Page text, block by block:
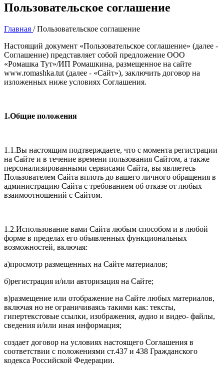
Пользовательское соглашение
Главная /Пользовательское соглашение
Настоящий документ «Пользовательское соглашение» (далее -
Соглашение) представляет собой предложение ООО
«Ромашка Тут»/ИП Ромашкина, размещенное на сайте
www.romashka.tut (далее - «Сайт»), заключить договор на
изложенных ниже условиях Соглашения.
1.Общие положения
1.1.Вы настоящим подтверждаете, что с момента регистрации
на Сайте и в течение времени пользования Сайтом, а также
персонализированными сервисами Сайта, вы являетесь
Пользователем Сайта вплоть до вашего личного обращения в
администрацию Сайта с требованием об отказе от любых
взаимоотношений с Сайтом.
1.2.Использование вами Сайта любым способом и в любой
форме в пределах его объявленных функциональных
возможностей, включая:
а)просмотр размещенных на Сайте материалов;
б)регистрация и/или авторизация на Сайте;
в)размещение или отображение на Сайте любых материалов,
включая но не ограничиваясь такими как: тексты,
гипертекстовые ссылки, изображения, аудио и видео- файлы,
сведения и/или иная информация;
создает договор на условиях настоящего Соглашения в
соответствии с положениями ст.437 и 438 Гражданского
кодекса Российской Федерации.